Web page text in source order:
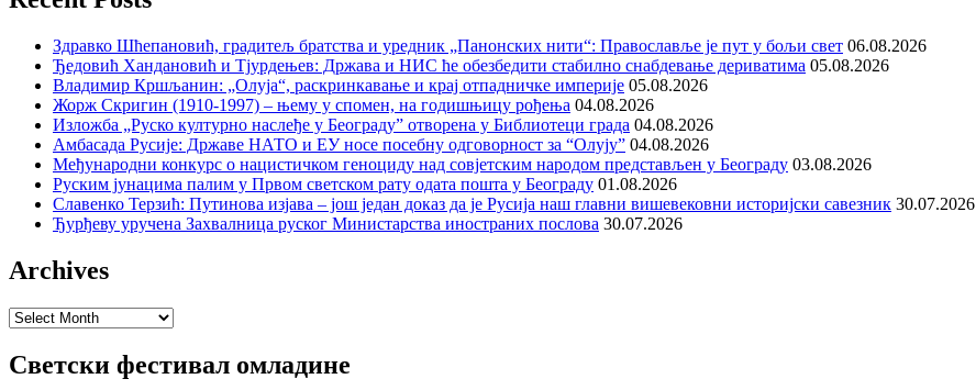
Здравко Шћепановић, градитељ братства и уредник „Панонских нити“: Православље је пут у бољи свет 06.08.2026
Ђедовић Хандановић и Тјурдењев: Држава и НИС ће обезбедити стабилно снабдевање дериватима 05.08.2026
Владимир Кршљанин: „Олуја“, раскринкавање и крај отпадничке империје 05.08.2026
Жорж Скригин (1910-1997) – њему у спомен, на годишњицу рођења 04.08.2026
Изложба „Руско културно наслеђе у Београду” отворена у Библиотеци града 04.08.2026
Амбасада Русије: Државе НАТО и ЕУ носе посебну одговорност за “Олују” 04.08.2026
Међународни конкурс о нацистичком геноциду над совјетским народом представљен у Београду 03.08.2026
Руским јунацима палим у Првом светском рату одата пошта у Београду 01.08.2026
Славенко Терзић: Путинова изјава – још један доказ да је Русија наш главни вишевековни историјски савезник 30.07.2026
Ђурђеву уручена Захвалница руског Министарства иностраних послова 30.07.2026
Archives
Archives
Светски фестивал омладине